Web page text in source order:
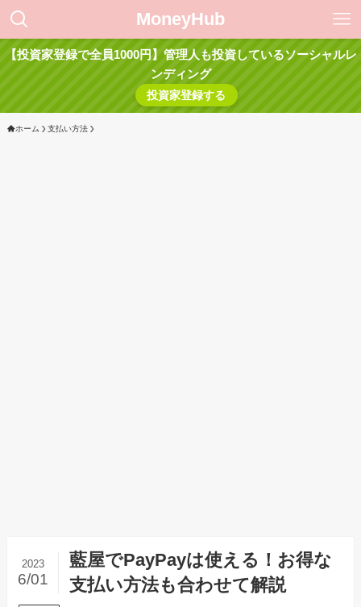
MoneyHub
【投資家登録で全員1000円】管理人も投資しているソーシャルレ
ンディング
投資家登録する
ホーム 支払い方法
藍屋でPayPayは使える！お得な
支払い方法も合わせて解説
2023
6/01